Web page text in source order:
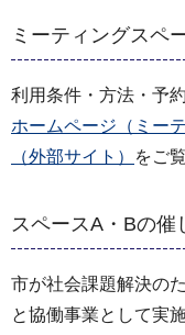
ミーティングスペ
利用条件・方法・予
ホームページ（ミー
（外部サイト）
をご
スペースA・Bの催
市が社会課題解決の
と協働事業として実